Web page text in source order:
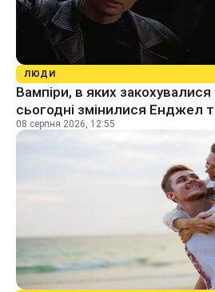
ЛЮДИ
Вампіри, в яких
сьогодні змінилися Енджел
08 серпня 2026, 12:55